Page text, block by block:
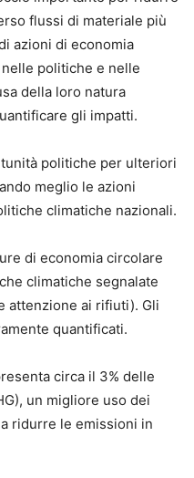
flussi di materiale più
azioni di economia
politiche e nelle
della loro natura
gli impatti.
politiche per ulteriori
meglio le azioni
climatiche nazionali.
di economia circolare
climatiche segnalate
attenzione ai rifiuti). Gli
quantificati.
circa il 3% delle
un migliore uso dei
ridurre le emissioni in